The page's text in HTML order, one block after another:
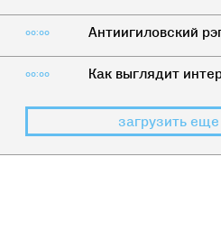
00:00 Антиигиловский
00:00 Как выглядит
загрузить